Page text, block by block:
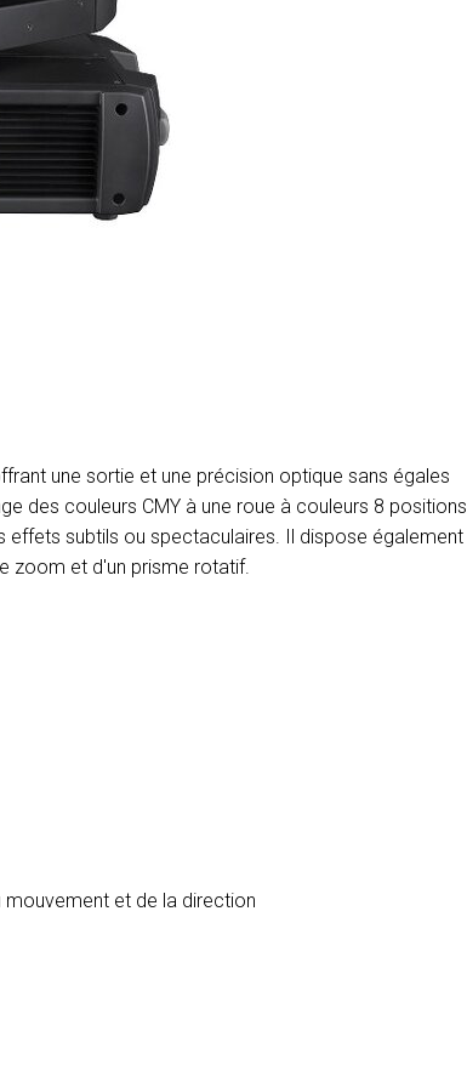
une sortie et une précision optique sans égales
des couleurs CMY à une roue à couleurs 8 positions
subtils ou spectaculaires. Il dispose également
zoom et d'un prisme rotatif.
et de la direction